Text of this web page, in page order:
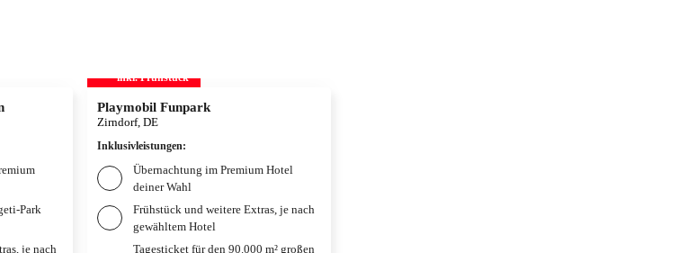
Park
je nach
inkl. Frühstück
Playmobil Funpark
Zirndorf, DE
Inklusivleistungen:
Übernachtung im Premium Hotel
deiner Wahl
Frühstück und weitere Extras, je nach
gewähltem Hotel
Tagesticket für den 90.000 m² großen